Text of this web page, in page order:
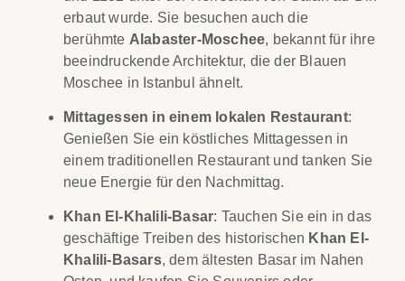
erbaut wurde. Sie besuchen auch die
berühmte Alabaster-Moschee, bekannt für ihre
beeindruckende Architektur, die der Blauen
Moschee in Istanbul ähnelt.
Mittagessen in einem lokalen Restaurant:
Genießen Sie ein köstliches Mittagessen in
einem traditionellen Restaurant und tanken Sie
neue Energie für den Nachmittag.
Khan El-Khalili-Basar: Tauchen Sie ein in das
geschäftige Treiben des historischen Khan El-
Khalili-Basars, dem ältesten Basar im Nahen